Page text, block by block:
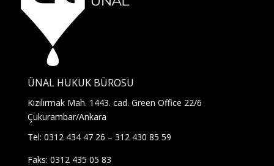
ÜNAL HUKUK BÜROSU
Kızılırmak Mah. 1443. cad. Green Office 22/6
Çukurambar/Ankara
Tel: 0312 434 47 26 – 312 430 85 59
Faks: 0312 435 05 83